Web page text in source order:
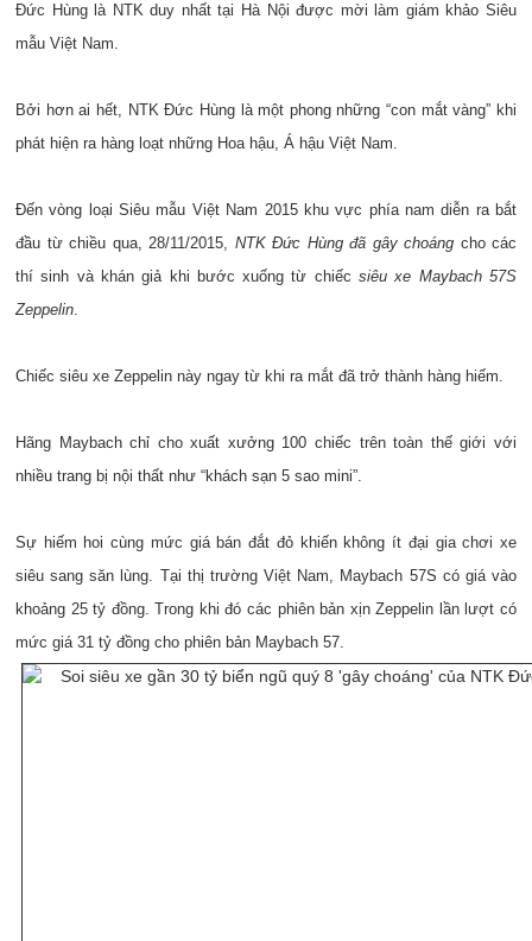
Đức Hùng là NTK duy nhất tại Hà Nội được mời làm giám khảo Siêu
mẫu Việt Nam.
Bởi hơn ai hết, NTK Đức Hùng là một phong những “con mắt vàng” khi
phát hiện ra hàng loạt những Hoa hậu, Á hậu Việt Nam.
Đến vòng loại Siêu mẫu Việt Nam 2015 khu vực phía nam diễn ra bắt
đầu từ chiều qua, 28/11/2015, NTK Đức Hùng đã gây choáng cho các
thí sinh và khán giả khi bước xuống từ chiếc siêu xe Maybach 57S
Zeppelin.
Chiếc siêu xe Zeppelin này ngay từ khi ra mắt đã trở thành hàng hiếm.
Hãng Maybach chỉ cho xuất xưởng 100 chiếc trên toàn thế giới với
nhiều trang bị nội thất như “khách sạn 5 sao mini”.
Sự hiếm hoi cùng mức giá bán đắt đỏ khiến không ít đại gia chơi xe
siêu sang săn lùng. Tại thị trường Việt Nam, Maybach 57S có giá vào
khoảng 25 tỷ đồng. Trong khi đó các phiên bản xịn Zeppelin lần lượt có
mức giá 31 tỷ đồng cho phiên bản Maybach 57.